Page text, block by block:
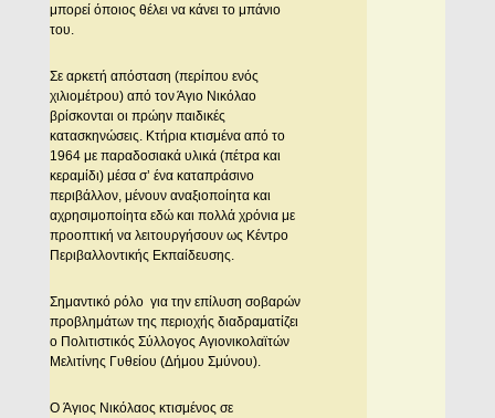
μπορεί όποιος θέλει να κάνει το μπάνιο
του.
Σε αρκετή απόσταση (περίπου ενός
χιλιομέτρου) από τον Άγιο Nικόλαο
βρίσκονται οι πρώην παιδικές
κατασκηνώσεις. Kτήρια κτισμένα από το
1964 με παραδοσιακά υλικά (πέτρα και
κεραμίδι) μέσα σ’ ένα καταπράσινο
περιβάλλον, μένουν αναξιοποίητα και
αχρησιμοποίητα εδώ και πολλά χρόνια με
προοπτική να λειτουργήσουν ως Kέντρο
Περιβαλλοντικής Eκπαίδευσης.
Σημαντικό ρόλο για την επίλυση σοβαρών
προβλημάτων της περιοχής διαδραματίζει
ο Πολιτιστικός Σύλλογος Aγιονικολαϊτών
Mελιτίνης Γυθείου (Δήμου Σμύνου).
O Άγιος Nικόλαος κτισμένος σε